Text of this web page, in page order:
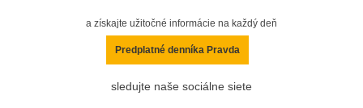
a získajte užitočné informácie na každý deň
Predplatné denníka Pravda
sledujte naše sociálne siete